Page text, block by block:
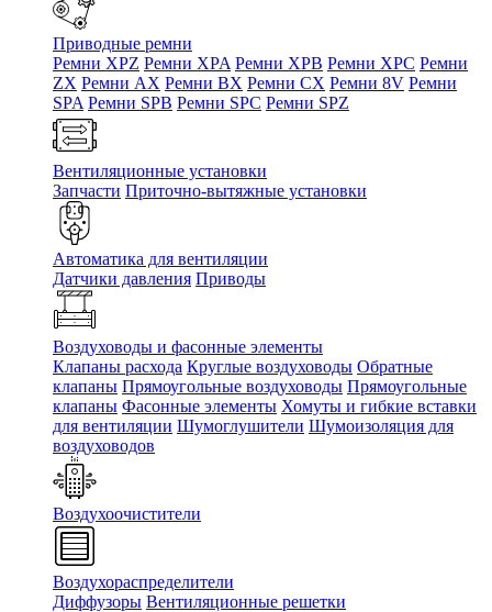
Приводные ремни
Ремни XPZ Ремни XPA Ремни XPB Ремни XPC Ремни
ZX Ремни AX Ремни BX Ремни CX Ремни 8V Ремни
SPA Ремни SPB Ремни SPC Ремни SPZ
Вентиляционные установки
Запчасти Приточно-вытяжные установки
Автоматика для вентиляции
Датчики давления Приводы
Воздуховоды и фасонные элементы
Клапаны расхода Круглые воздуховоды Обратные
клапаны Прямоугольные воздуховоды Прямоугольные
клапаны Фасонные элементы Хомуты и гибкие вставки
для вентиляции Шумоглушители Шумоизоляция для
воздуховодов
Воздухоочистители
Воздухораспределители
Диффузоры Вентиляционные решетки